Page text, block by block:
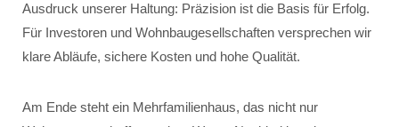
Ausdruck unserer Haltung: Präzision ist die Basis für Erfolg.
Für Investoren und Wohnbaugesellschaften versprechen wir
klare Abläufe, sichere Kosten und hohe Qualität.
Am Ende steht ein Mehrfamilienhaus, das nicht nur